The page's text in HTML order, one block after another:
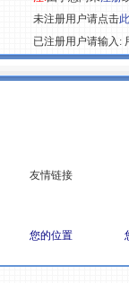
未注册用户请点击
已注册用户请输入:
友情链接
您的位置